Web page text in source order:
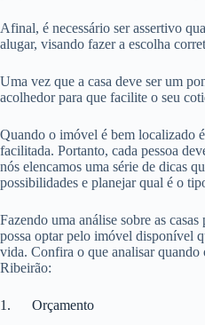
Afinal, é necessário ser assertivo
alugar, visando fazer a escolha
Uma vez que a casa deve ser um
acolhedor para que facilite o seu
Quando o imóvel é bem localizado
facilitada. Portanto, cada pessoa
nós elencamos uma série de dicas
possibilidades e planejar qual é o
Fazendo uma análise sobre as
possa optar pelo imóvel disponível
vida. Confira o que analisar quando
Ribeirão:
1. Orçamento